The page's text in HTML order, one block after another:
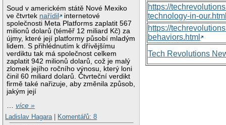
Soud v americkém státě Nové Mexiko
ve čtvrtek nařídil
internetové
společnosti Meta Platforms zaplatit 567
milionů dolarů (téměř 12 miliard Kč) za
újmy, které její platformy působí mladým
lidem. S přihlédnutím k dřívějšímu
verdiktu tak má společnost celkem
zaplatit 942 milionů dolarů, což je malý
zlomek jejího ročního výnosu, který loni
činil 60 miliard dolarů. Čtvrteční verdikt
firmě také nařizuje, aby změnila způsob,
jakým její
…více »
Ladislav Hagara
Komentářů: 8
https://
technology-in-
https://
behaviors.html
Tech Revolutions